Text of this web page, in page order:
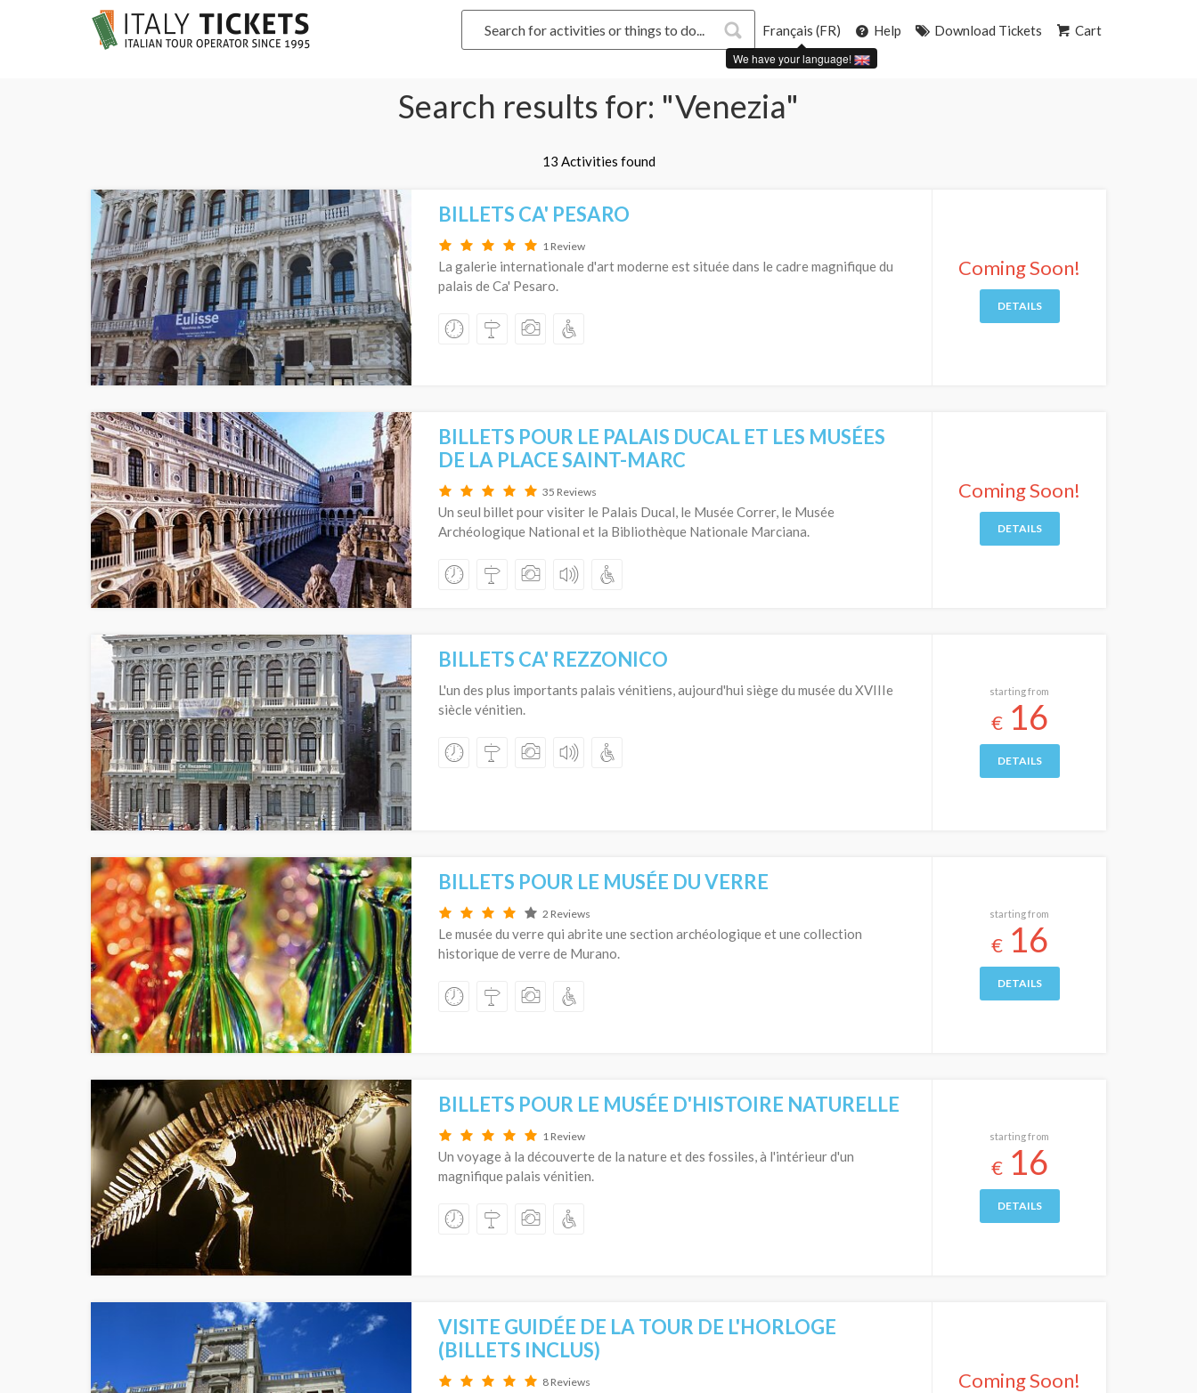
Français (FR)
We have your language!
Help Download Tickets Cart
Search results for: "Venezia"
13 Activities found
BILLETS CA' PESARO
1 Review
La galerie internationale d'art moderne est située dans le cadre magnifique du
palais de Ca' Pesaro.
Coming Soon!
DETAILS
BILLETS POUR LE PALAIS DUCAL ET LES MUSÉES
DE LA PLACE SAINT-MARC
35 Reviews
Un seul billet pour visiter le Palais Ducal, le Musée Correr, le Musée
Archéologique National et la Bibliothèque Nationale Marciana.
Coming Soon!
DETAILS
BILLETS CA' REZZONICO
L'un des plus importants palais vénitiens, aujourd'hui siège du musée du XVIIIe
siècle vénitien.
starting from
€16
DETAILS
BILLETS POUR LE MUSÉE DU VERRE
2 Reviews
Le musée du verre qui abrite une section archéologique et une collection
historique de verre de Murano.
starting from
€16
DETAILS
BILLETS POUR LE MUSÉE D'HISTOIRE NATURELLE
1 Review
Un voyage à la découverte de la nature et des fossiles, à l'intérieur d'un
magnifique palais vénitien.
starting from
€16
DETAILS
VISITE GUIDÉE DE LA TOUR DE L'HORLOGE
(BILLETS INCLUS)
8 Reviews Coming Soon!